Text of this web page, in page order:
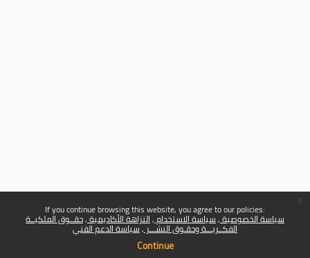
If you continue browsing this website, you agree to our policies:
سياسة الخصوصية سياسة الاستخدام النزاهة الأكاديمية حقــوق الملكيــة
الفكــريـــة وحقـوق النشـــر سياسة الدعم الفني
Continue